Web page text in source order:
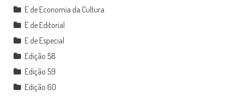
E de Economia da Cultura
E de Editorial
E de Especial
Edição 58
Edição 59
Edição 60